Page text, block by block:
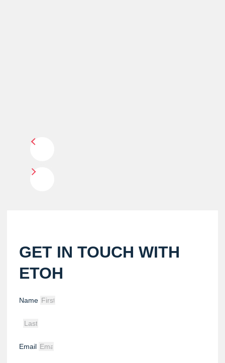
GET IN TOUCH WITH
ETOH
Name
Email